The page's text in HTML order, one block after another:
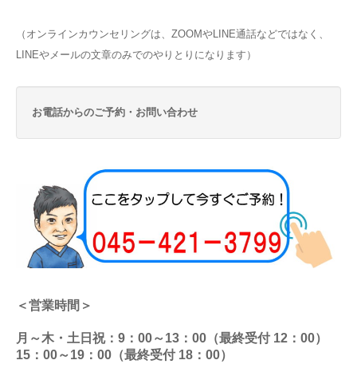
（オンラインカウンセリングは、ZOOMやLINE通話などではなく、
LINEやメールの文章のみでのやりとりになります）
お電話からのご予約・お問い合わせ
＜営業時間＞
月～木・土日祝：9：00～13：00（最終受付 12：00）
15：00～19：00（最終受付 18：00）